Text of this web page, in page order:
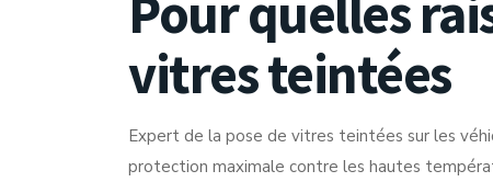
vitres teintées
Expert de la pose de vitres teintées sur les
protection maximale contre les hautes